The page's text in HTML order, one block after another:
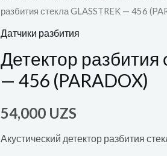
разбития стекла GLASSTREK — 456
Датчики разбития
Детектор разбития
— 456 (PARADOX)
54,000 UZS
Акустический детектор разбития